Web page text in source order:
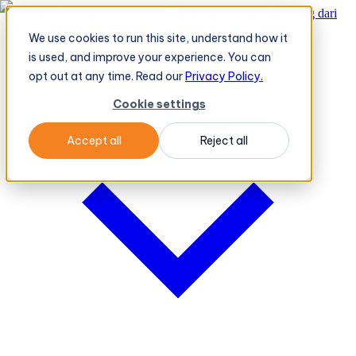
We use cookies to run this site, understand how it
is used, and improve your experience. You can
opt out at any time. Read ourPrivacy Policy.
Cookie settings
Accept all Reject all
TeleOrder AI Agent BeatRoute Menerima Pesanan Langsung dari
PlatformPlatform